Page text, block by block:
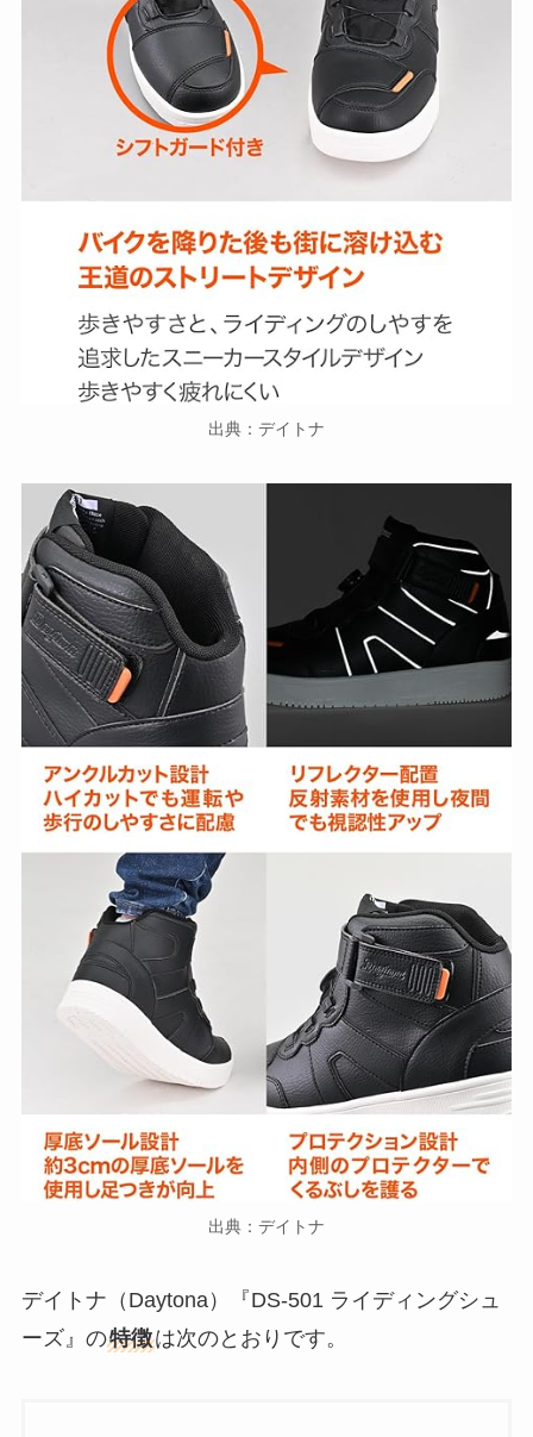
出典：デイトナ
出典：デイトナ
デイトナ（Daytona）『DS-501 ライディングシュ
ーズ』の特徴は次のとおりです。